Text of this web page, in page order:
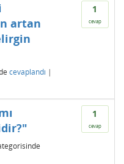
1
cevap
artan
cevaplandı |
1
cevap